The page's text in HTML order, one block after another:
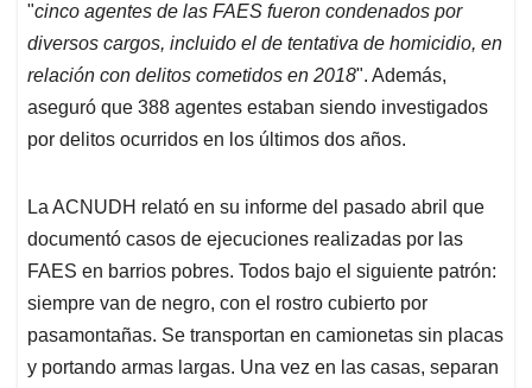
"cinco agentes de las FAES fueron condenados por
diversos cargos, incluido el de tentativa de homicidio, en
relación con delitos cometidos en 2018". Además,
aseguró que 388 agentes estaban siendo investigados
por delitos ocurridos en los últimos dos años.
La ACNUDH relató en su informe del pasado abril que
documentó casos de ejecuciones realizadas por las
FAES en barrios pobres. Todos bajo el siguiente patrón:
siempre van de negro, con el rostro cubierto por
pasamontañas. Se transportan en camionetas sin placas
y portando armas largas. Una vez en las casas, separan